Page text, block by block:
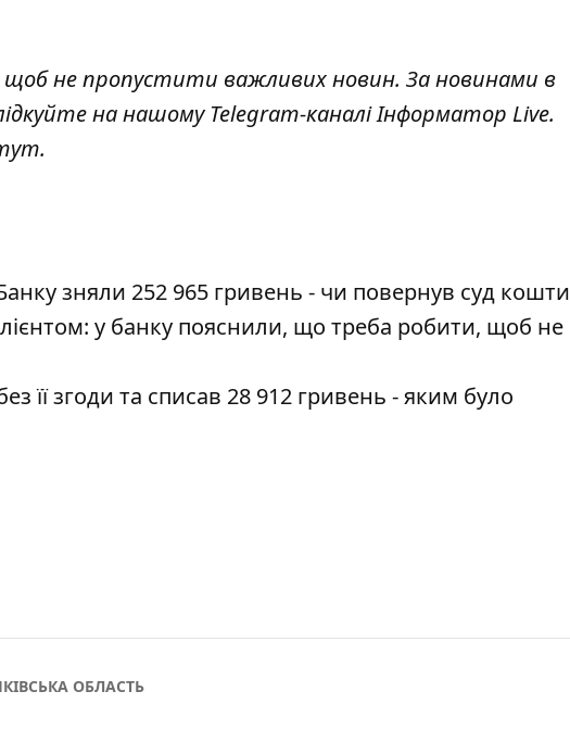
щоб не пропустити важливих новин. За новинами в
на нашому Telegram-каналіІнформатор Live.
.
зняли 252 965 гривень - чи повернув суд кошти
у банку пояснили, що треба робити, щоб не
її згоди та списав 28 912 гривень - яким було
ОБЛАСТЬ